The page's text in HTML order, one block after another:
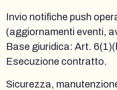
Invio notifiche push
(aggiornamenti eventi,
Base giuridica: Art.
Esecuzione contratto.
Sicurezza,